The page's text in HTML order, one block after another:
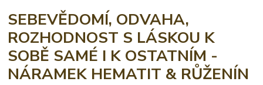
SEBEVĚDOMÍ, ODVAHA,
ROZHODNOST S LÁSKOU K
SOBĚ SAMÉ I K OSTATNÍM -
NÁRAMEK HEMATIT & RŮŽENÍN